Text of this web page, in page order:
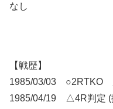
なし
【戦歴】
1985/03/03 ○2RTKO
1985/04/19 △4R判定 (